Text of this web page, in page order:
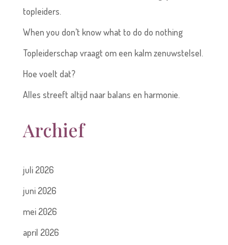
topleiders.
When you don’t know what to do do nothing
Topleiderschap vraagt om een kalm zenuwstelsel.
Hoe voelt dat?
Alles streeft altijd naar balans en harmonie.
Archief
juli 2026
juni 2026
mei 2026
april 2026